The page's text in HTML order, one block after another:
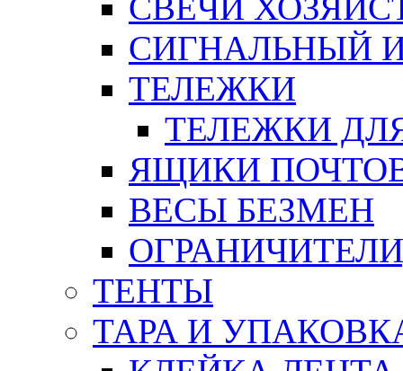
СВЕЧИ
СИГНАЛЬНЫЙ
ТЕЛЕЖКИ
ТЕЛЕЖКИ
ЯЩИКИ
ВЕСЫ БЕЗМЕН
ТЕНТЫ
ТАРА И